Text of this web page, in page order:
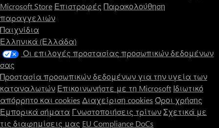
Microsoft Store Επιστροφές Παρακολούθηση
παραγγελιών
Παιχνίδια
Ελληνικά (Ελλάδα)
Οι επιλογές προστασίας προσωπικών δεδομένων
σας
Προστασία προσωπικών δεδομένων για την υγεία των
καταναλωτών Επικοινωνήστε με τη Microsoft Ιδιωτικό
απόρρητο και cookies Διαχείριση cookies Όροι χρήσης
Εμπορικά σήματα Γνωστοποιήσεις τρίτωνΣχετικά με
τις διαφημίσεις μας EU Compliance DoCs